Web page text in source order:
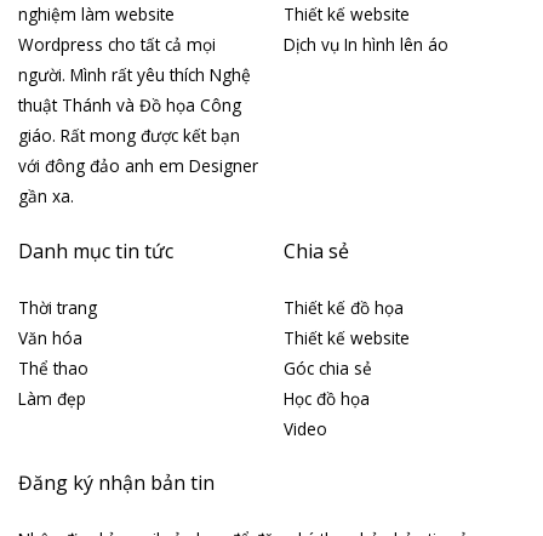
nghiệm làm website
Wordpress cho tất cả mọi
người. Mình rất yêu thích Nghệ
thuật Thánh và Đồ họa Công
giáo. Rất mong được kết bạn
với đông đảo anh em Designer
gần xa.
Thiết kế website
Dịch vụ In hình lên áo
Danh mục tin tức
Thời trang
Văn hóa
Thể thao
Làm đẹp
Chia sẻ
Thiết kế đồ họa
Thiết kế website
Góc chia sẻ
Học đồ họa
Video
Đăng ký nhận bản tin